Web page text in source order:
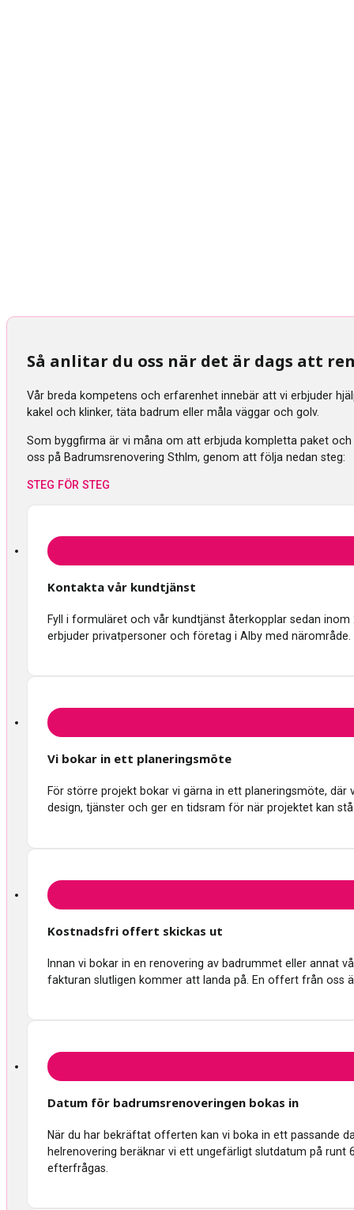
Så anlitar du oss när det är dags att
Vår breda kompetens och erfarenhet innebär att vi erbjuder
kakel och klinker, täta badrum eller måla väggar och golv.
Som byggfirma är vi måna om att erbjuda kompletta paket
oss på Badrumsrenovering Sthlm, genom att följa nedan steg:
STEG FÖR STEG
Kontakta vår kundtjänst
Fyll i formuläret och vår kundtjänst återkopplar sedan
erbjuder privatpersoner och företag i Alby med närområde.
Vi bokar in ett planeringsmöte
För större projekt bokar vi gärna in ett planeringsmöte,
design, tjänster och ger en tidsram för när projektet kan
Kostnadsfri offert skickas ut
Innan vi bokar in en renovering av badrummet eller annat
fakturan slutligen kommer att landa på. En offert från oss
Datum för badrumsrenoveringen bokas in
När du har bekräftat offerten kan vi boka in ett passande
helrenovering beräknar vi ett ungefärligt slutdatum på
efterfrågas.